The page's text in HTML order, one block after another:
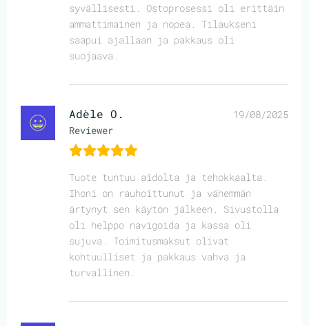
syvällisesti. Ostoprosessi oli erittäin
ammattimainen ja nopea. Tilaukseni
saapui ajallaan ja pakkaus oli
suojaava.
Adèle O.
Reviewer
19/08/2025
Tuote tuntuu aidolta ja tehokkaalta.
Ihoni on rauhoittunut ja vähemmän
ärtynyt sen käytön jälkeen. Sivustolla
oli helppo navigoida ja kassa oli
sujuva. Toimitusmaksut olivat
kohtuulliset ja pakkaus vahva ja
turvallinen.